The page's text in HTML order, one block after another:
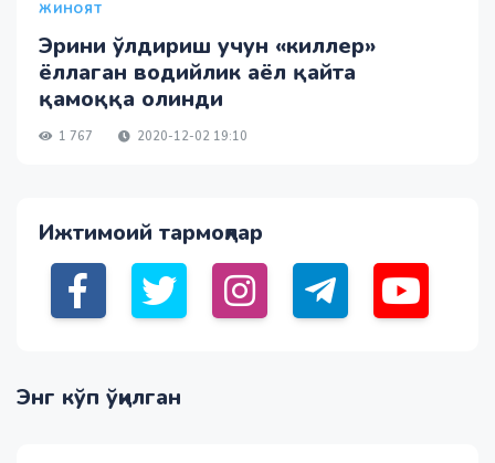
ЖИНОЯТ
Эрини ўлдириш учун «киллер»
ёллаган водийлик аёл қайта
қамоққа олинди
1 767 2020-12-02 19:10
Ижтимоий тармоқлар
Энг кўп ўқилган